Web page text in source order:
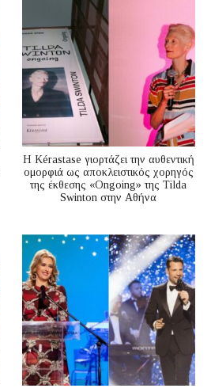
Η Kérastase γιορτάζει την αυθεντική
ομορφιά ως αποκλειστικός χορηγός
της έκθεσης «Ongoing» της Tilda
Swinton στην Αθήνα